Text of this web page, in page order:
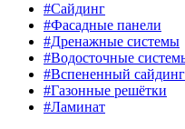
#Сайдинг
#Фасадные панели
#Дренажные системы
#Водосточные
#Вспененный сайдинг
#Газонные решётки
#Ламинат